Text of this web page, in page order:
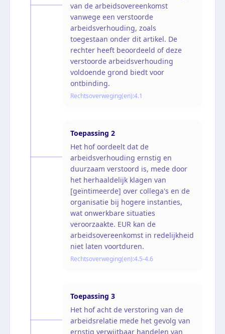
van de arbeidsovereenkomst
vanwege een verstoorde
arbeidsverhouding, zoals
toegestaan onder dit artikel. De
rechter heeft beoordeeld of deze
verstoorde arbeidsverhouding
voldoende grond biedt voor
ontbinding.
Rechtsoverweging(en):4.1
Toepassing 2
Het hof oordeelt dat de
arbeidsverhouding ernstig en
duurzaam verstoord is, mede door
het herhaaldelijk klagen van
[geïntimeerde] over collega's en de
organisatie bij hogere instanties,
wat onwerkbare situaties
veroorzaakte. EUR kan de
arbeidsovereenkomst in redelijkheid
niet laten voortduren.
Rechtsoverweging(en):4.5-4.6
Toepassing 3
Het hof acht de verstoring van de
arbeidsrelatie mede het gevolg van
ernstig verwijtbaar handelen van